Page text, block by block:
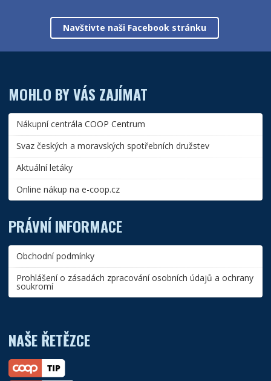
Navštivte naši Facebook stránku
MOHLO BY VÁS ZAJÍMAT
Nákupní centrála COOP Centrum
Svaz českých a moravských spotřebních družstev
Aktuální letáky
Online nákup na e-coop.cz
PRÁVNÍ INFORMACE
Obchodní podmínky
Prohlášení o zásadách zpracování osobních údajů a ochrany
soukromí
NAŠE ŘETĚZCE